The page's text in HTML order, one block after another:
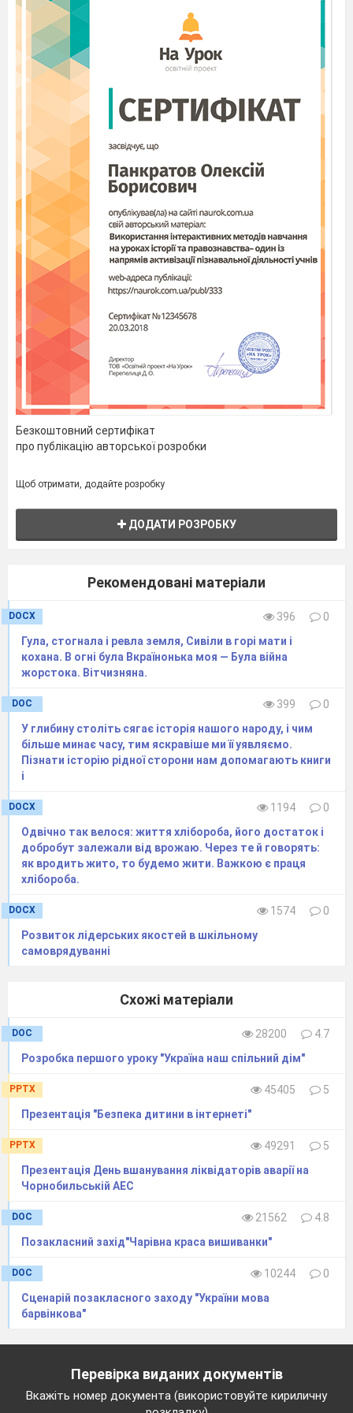
Сьогодні ідуть школярі.
Ведучий
Ціле літо школа нас чекала,
Чепурилась, щоб зустріти нас.
Так багато знань приготувала
В добру путь! Настав навчання час.
Ведуча
Школа! Увага! Свято Першого дзвоника оголошується
відкритим.
03 Гімн
Ведучий
За традицією у дні святкові
Ми поринаємо у глибину років
І згадуємо знову ми і знову
Хто рідну країну прославить зумів.
Ведуча
На камені священні імена,
У дзвонах тиші голоси нетлінні.
Вони звучать у кожнім поколінні,
Як невмируща совісті струна.
Вшануймо пам’ять тих людей, хто звеличив
кращим учням школи……
Ведучий
Ці 90 літніх днів…
Їх надто мало вам, щоб відпочити.
Щоб розпочати, щось ще доробити.
Ведуча
Та їх багато, щоб усе забути.
Що є таке поняття, як «уроки».
Дасть пильні і суворі настанови,
Урок нам перший дасть і привітає
директор школи
Бо ж звикли ми разом свята зустрічати.
І радісно нам в цю врочисту годину
1.
2.
Безкоштовний сертифікат
про публікацію авторської розробки
Щоб отримати, додайте розробку
ДОДАТИ РОЗРОБКУ
Рекомендовані матеріали
DOCX 396
0
Гула, стогнала і ревла земля, Сивіли в горі мати і
кохана. В огні була Вкраїнонька моя — Була війна
жорстока. Вітчизняна.
DOC 399
0
У глибину століть сягає історія нашого народу, і чим
більше минає часу, тим яскравіше ми її уявляємо.
Пізнати історію рідної сторони нам допомагають книги
і
DOCX 1194
0
Одвічно так велося: життя хлібороба, його достаток і
добробут залежали від врожаю. Через те й говорять:
як вродить жито, то будемо жити. Важкою є праця
хлібороба.
DOCX 1574
0
Розвиток лідерських якостей в шкільному
самоврядуванні
Схожі матеріали
DOC 28200
4.7
Розробка першого уроку "Україна наш спільний дім"
PPTX 45405
5
Презентація "Безпека дитини в інтернеті"
PPTX 49291
5
Презентація День вшанування ліквідаторів аварії на
Чорнобильській АЕС
DOC 21562
4.8
Позакласний захід"Чарівна краса вишиванки"
DOC 10244
0
Сценарій позакласного заходу "України мова
барвінкова"
Перевірка виданих документів
Вкажіть номер документа (використовуйте кириличну